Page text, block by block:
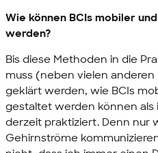
Wie können BCIs mobiler
werden?
Bis diese Methoden in die
muss (neben vielen
geklärt werden, wie BCIs
gestaltet werden können als
derzeit praktiziert. Denn nur
Gehirnströme